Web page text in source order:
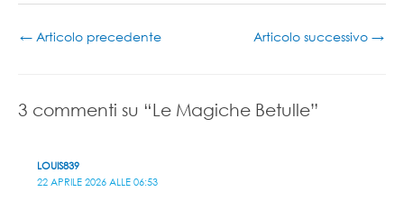
← Articolo precedente Articolo successivo →
3 commenti su “Le Magiche Betulle”
LOUIS839
22 APRILE 2026 ALLE 06:53